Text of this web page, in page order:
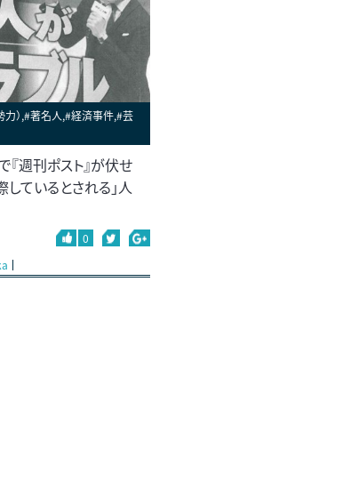
力）,#著名人,#経済事件,#芸
『週刊ポスト』が伏せ
しているとされる」人
0